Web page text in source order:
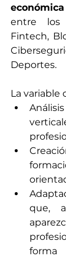
entre los
Fintech,
Deportes.
La variable
que,